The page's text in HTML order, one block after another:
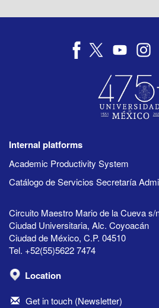
Internal platforms
Academic Productivity System
Catálogo de Servicios Secretaría
Circuito Maestro Mario de la Cueva s/
Ciudad Universitaria, Alc. Coyoacán
Ciudad de México, C.P. 04510
Tel. +52(55)5622 7474
Location
Get in touch (Newsletter)